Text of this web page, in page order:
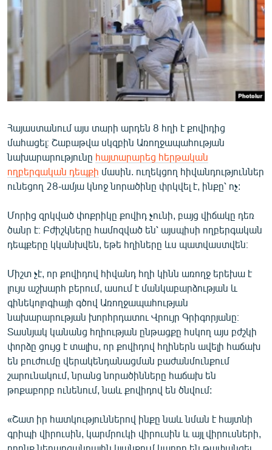
ՍՊՈՐՏ
ՄԵԿՆԱԲԱՆՈՒԹՅՈՒՆ
ՏՏ ԵՒ ԻՆՏԵՐՆԵՏ
ԿՈՐՈՆԱՎԻՐՈՒՍ
ՏԵՍԱՆՅՈՒԹԵՐ
ԲԱՆԱՎԵՃ
ՁԳՏԵԼՈՎ ԼԱՎԱԳՈՒՅՆԻՆ
ՓՈԴՔԱՍԹ
Հայերեն
English
Русский
ՀԵՏԵՎԵՔ ՄԵԶ
«Ազատության» բոլոր կայքերը
Հայաստանում այս տարի արդեն 8 հղի է քովիդից
մահացել։ Շաբաթվա սկզբին Առողջապահության
նախարարությունը հայտարարեց հերթական
ողբերգական դեպքի մասին. ուղեկցող հիվանդություններ
ունեցող 28-ամյա կնոջ նորածինը փրկվել է, ինքը՝ ոչ:
Մորից զրկված փոքրիկը քովիդ չունի, բայց վիճակը դեռ
ծանր է։ Բժիշկները համոզված են՝ այսպիսի ողբերգական
դեպքերը կկանխվեն, եթե հղիները ևս պատվաստվեն։
Միշտ չէ, որ քովիդով հիվանդ հղի կինն առողջ երեխա է
լույս աշխարհ բերում, ասում է մանկաբարձության և
գինեկոլոգիայի գծով Առողջապահության
նախարարության խորհրդատու Վրույր Գրիգորյանը։
Տասնյակ կանանց հղիության ընթացքը հսկող այս բժշկի
փորձը ցույց է տալիս, որ քովիդով հղիներն ավելի հաճախ
են բուժումը վերակենդանացման բաժանմունքում
շարունակում, նրանց նորածինները հաճախ են
թոքաբորբ ունենում, նաև քովիդով են ծնվում:
«Շատ իր հատկություններով ինքը նաև նման է հայտնի
գրիպի վիրուսին, կարմրուկի վիրուսին և այլ վիրուսների,
որոնք ներարգանդային կյանքում կարող են թափանցել